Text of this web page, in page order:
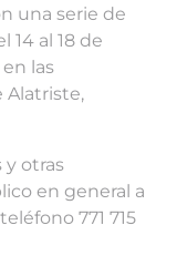
una serie de
14 al 18 de
las
Alatriste,
y otras
en general a
771 715